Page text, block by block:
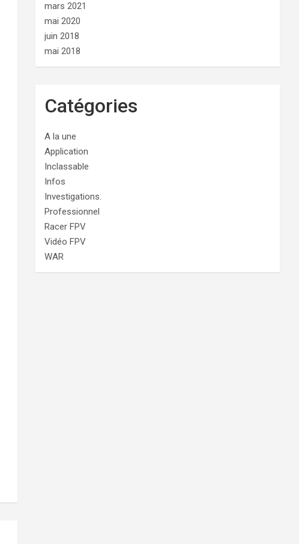
mars 2021
mai 2020
juin 2018
mai 2018
Catégories
A la une
Application
Inclassable
Infos
Investigations.
Professionnel
Racer FPV
Vidéo FPV
WAR